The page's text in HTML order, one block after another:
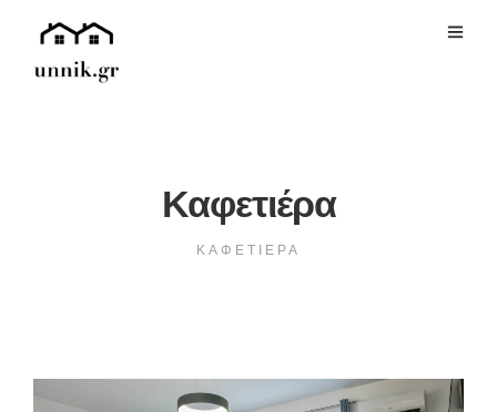
Καφετιέρα
ΚΑΦΕΤΙΈΡΑ